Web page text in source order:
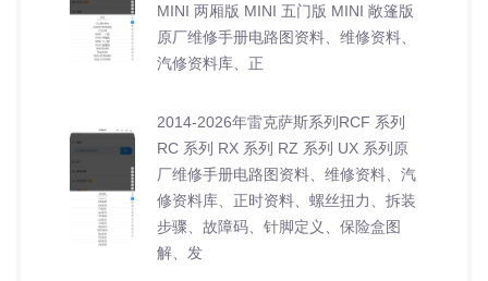
MINI 两厢版 MINI 五门版 MINI 敞篷版
原厂维修手册电路图资料、维修资料、
汽修资料库、正
2014-2026年雷克萨斯系列RCF 系列
RC 系列 RX 系列 RZ 系列 UX 系列原
厂维修手册电路图资料、维修资料、汽
修资料库、正时资料、螺丝扭力、拆装
步骤、故障码、针脚定义、保险盒图
解、发